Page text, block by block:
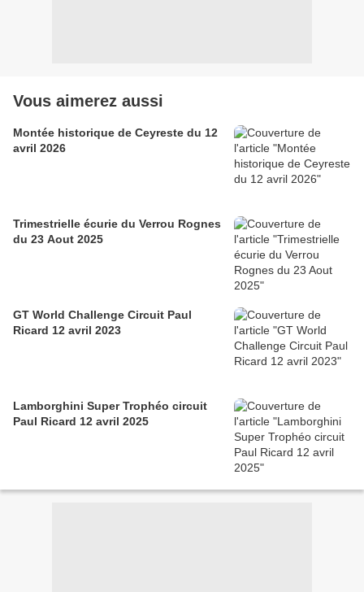
Vous aimerez aussi
Montée historique de Ceyreste du 12
avril 2026
Trimestrielle écurie du Verrou Rognes
du 23 Aout 2025
GT World Challenge Circuit Paul
Ricard 12 avril 2023
Lamborghini Super Trophéo circuit
Paul Ricard 12 avril 2025